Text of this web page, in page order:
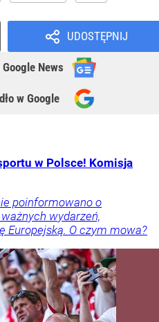
UDOSTĘPNIJ
Google News
w Google
w Polsce! Komisja
poinformowano o
wydarzeń,
Europejską. O czym mowa?